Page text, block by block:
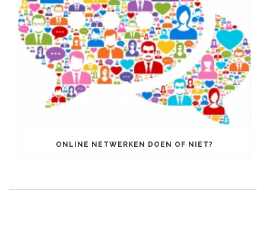
ONLINE NETWERKEN DOEN OF NIET?